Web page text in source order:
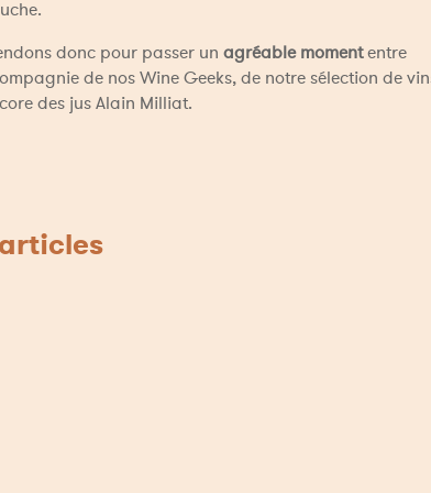
donc pour passer un agréable moment entre
de nos Wine Geeks, de notre sélection de
des jus Alain Milliat.